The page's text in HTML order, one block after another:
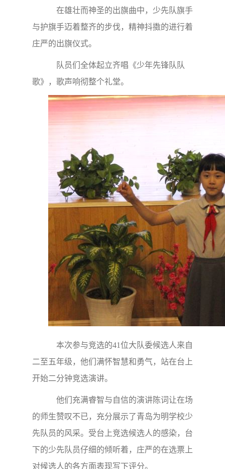
在雄壮而神圣的出旗曲中，少先队旗手
与护旗手迈着整齐的步伐，精神抖擞的进行着
庄严的出旗仪式。
队员们全体起立齐唱《少年先锋队队
歌》，歌声响彻整个礼堂。
本次参与竞选的41位大队委候选人来自
二至五年级，他们满怀智慧和勇气，站在台上
开始二分钟竞选演讲。
他们充满睿智与自信的演讲陈词让在场
的师生赞叹不已，充分展示了青岛为明学校少
先队员的风采。受台上竞选候选人的感染，台
下的少先队员仔细的倾听着，庄严的在选票上
对候选人的各方面表现写下评分。